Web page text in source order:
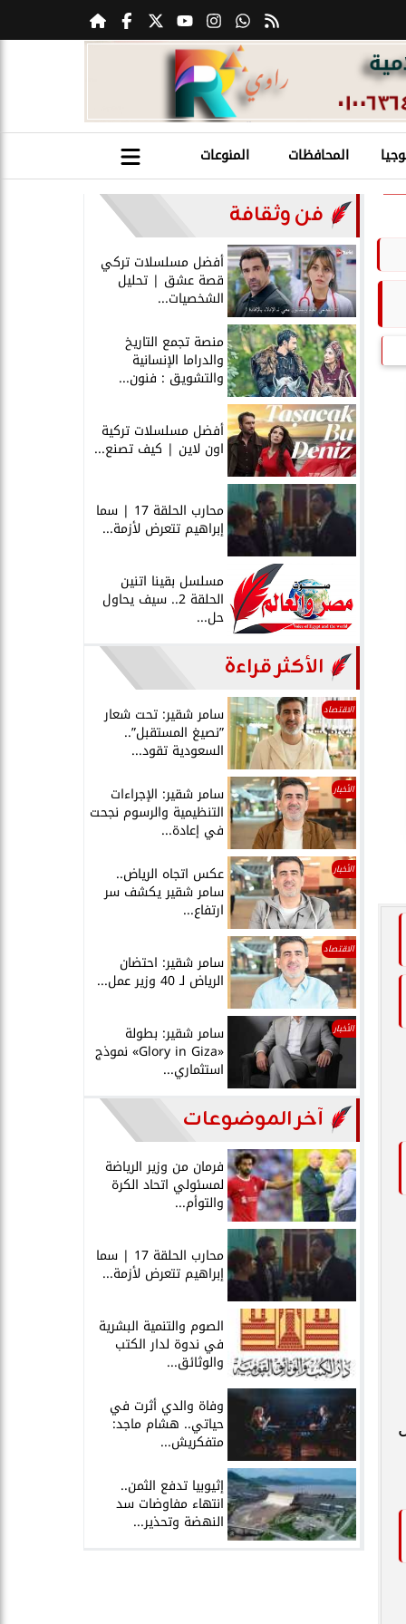
المحافظات المنوعات
فن وثقافة
أفضل مسلسلات تركي
قصة عشق | تحليل
الشخصيات...
منصة تجمع التاريخ
والدراما الإنسانية
والتشويق : فنون...
أفضل مسلسلات تركية
اون لاين | كيف تصنع...
محارب الحلقة 17 | سما
إبراهيم تتعرض لأزمة...
مسلسل بقينا اتنين
الحلقة 2.. سيف يحاول
حل...
الأكثر قراءة
الاقتصاد سامر شقير: تحت شعار
”نصيغ المستقبل”..
السعودية تقود...
الأخبار سامر شقير: الإجراءات
التنظيمية والرسوم نجحت
في إعادة...
الأخبار عكس اتجاه الرياض..
سامر شقير يكشف سر
ارتفاع...
الاقتصاد
سامر شقير: احتضان
الرياض لـ 40 وزير عمل...
الأخبار سامر شقير: بطولة
«Glory in Giza» نموذج
استثماري...
آخر الموضوعات
فرمان من وزير الرياضة
لمسئولي اتحاد الكرة
والتوأم...
محارب الحلقة 17 | سما
إبراهيم تتعرض لأزمة...
الصوم والتنمية البشرية
في ندوة لدار الكتب
والوثائق...
وفاة والدي أثرت في
حياتي.. هشام ماجد:
متفكريش...
إثيوبيا تدفع الثمن..
انتهاء مفاوضات سد
النهضة وتحذير...